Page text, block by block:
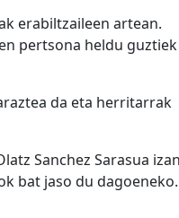
erabiltzaileen artean.
pertsona heldu guztiek
da eta herritarrak
Sanchez Sarasua izan
bat jaso du dagoeneko.